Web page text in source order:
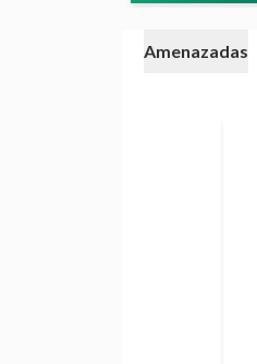
Amenazadas